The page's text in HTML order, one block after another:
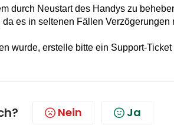
durch Neustart des Handys zu
es in seltenen Fällen Verzögerungen
wurde, erstelle bitte ein Support-
Nein Ja